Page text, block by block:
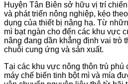
Huyện Tân Biên sở hữu vị trí
và phát triển nông nghiệp, kéo
dụng của thiết bị nâng hạ. Từ
mì bạt ngàn cho đến các khu vực
nâng đang dần khẳng định vai trò
chuỗi cung ứng và sản xuất.
Tại các khu vực nông thôn trù phú
máy chế biến tinh bột mì và mía